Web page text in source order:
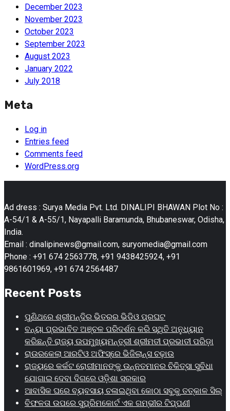
December 2023
November 2023
October 2023
September 2023
August 2023
January 2022
July 2018
Meta
Log in
Entries feed
Comments feed
WordPress.org
Ad dress : Surya Media Pvt. Ltd. DINALIPI BHAWAN Plot No :
A-54/1 & A-55/1, Nayapalli Baramunda, Bhubaneswar, Odisha,
India.
Email : dinalipinews@gmail.com, suryomedia@gmail.com
Phone : +91 674 2563778, +91 9438425924, +91
9861601969, +91 674 2564487
Recent Posts
ପୁଣିଥରେ ଶ୍ରୀମନ୍ଦିର ଭିତରର ଭିଡିଓ ପ୍ରଘଟ
ବନ୍ୟା ପ୍ରଭାବିତ ଅଞ୍ଚଳ ପରିଦର୍ଶନ କରି ସ୍ଥିତି ଅନୁଧ୍ୟାନ
କରିଛନ୍ତି ରାଜ୍ୟ ଉପମୁଖ୍ୟମନ୍ତ୍ରୀ ଶ୍ରୀମତୀ ପ୍ରଭାତୀ ପରିଡ଼ା
ରାଉରକେଲା ଆରଟିଓ ଅଫିସ୍‌ରେ ଭିଜିଲାନ୍ସ ଚଢ଼ାଉ
ରାଜ୍ୟରେ କର୍କଟ ରୋଗୀମାନଙ୍କୁ ଉନ୍ନତମାନର ଚିକିତ୍ସା ସୁବିଧା
ଯୋଗାଇ ଦେବା ଦିଗରେ ଓଡ଼ିଶା ସରକାର
ଆବାସିକ ଘରେ ବ୍ୟବସାୟ ଚଳାଇଥିବା କୋଠା ସବୁକୁ ତତ୍କାଳ ସିଲ୍‌
ବିଫଳତା ଉପରେ ସୁପ୍ରିମକୋର୍ଟ ଏକ ଗମ୍ଭୀର ଟିପ୍ପଣୀ